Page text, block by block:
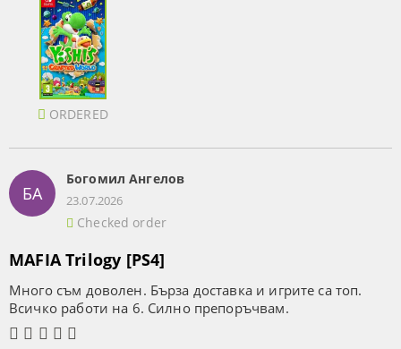
ORDERED
БА
Богомил Ангелов
23.07.2026
Checked order
MAFIA Trilogy [PS4]
Много съм доволен. Бърза доставка и игрите са топ.
Всичко работи на 6. Силно препоръчвам.